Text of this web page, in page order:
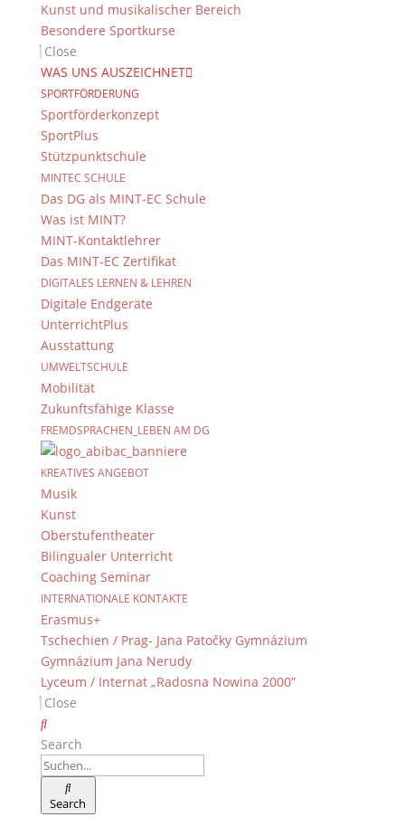
Kunst und musikalischer Bereich
Besondere Sportkurse
Close
WAS UNS AUSZEICHNET
SPORTFÖRDERUNG
Sportförderkonzept
SportPlus
Stützpunktschule
MINTEC SCHULE
Das DG als MINT-EC Schule
Was ist MINT?
MINT-Kontaktlehrer
Das MINT-EC Zertifikat
DIGITALES LERNEN & LEHREN
Digitale Endgeräte
UnterrichtPlus
Ausstattung
UMWELTSCHULE
Mobilität
Zukunftsfähige Klasse
FREMDSPRACHEN_LEBEN AM DG
KREATIVES ANGEBOT
Musik
Kunst
Oberstufentheater
Bilingualer Unterricht
Coaching Seminar
INTERNATIONALE KONTAKTE
Erasmus+
Tschechien / Prag- Jana Patočky Gymnázium
Gymnázium Jana Nerudy
Lyceum / Internat „Radosna Nowina 2000”
Close
Search
Search